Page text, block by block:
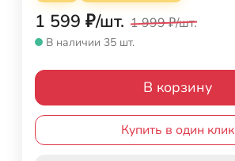
1 599 ₽/шт. 1 999₽/шт.
В наличии 35 шт.
В корзину
Купить в один клик